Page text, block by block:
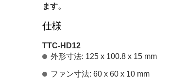
ます。
仕様
TTC-HD12
外形寸法: 125 x 100.8 x 15 mm
ファン寸法: 60 x 60 x 10 mm